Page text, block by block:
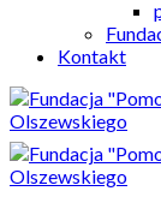
Kontakt